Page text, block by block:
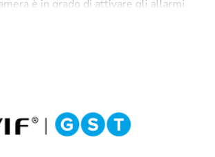
è in grado di attivare gli allarmi
e di recuperare rapidamente i dati
IR integrato che copre una distanza di